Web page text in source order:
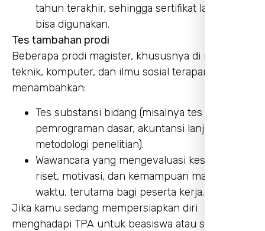
tahun terakhir, sehingga sertifikat lama tidak
bisa digunakan.
Tes tambahan prodi
Beberapa prodi magister, khususnya di rumpun
teknik, komputer, dan ilmu sosial terapan,
menambahkan:
Tes substansi bidang (misalnya tes
pemrograman dasar, akuntansi lanjutan, atau
metodologi penelitian).
Wawancara yang mengevaluasi kesiapan
riset, motivasi, dan kemampuan manajemen
waktu, terutama bagi peserta kerja.
Jika kamu sedang mempersiapkan diri
menghadapi TPA untuk beasiswa atau seleksi